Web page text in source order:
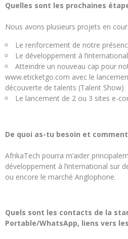
Quelles sont les prochaines
Nous avons plusieurs projets en
Le renforcement de notre
Le développement à
Atteindre un nouveau cap pour
www.eticketgo.com avec le
découverte de talents (Talent Show)
Le lancement de 2 ou 3 sites e-
De quoi as-tu besoin et
AfrikaTech pourra m’aider
développement à l’international sur
ou encore le marché Anglophone.
Quels sont les contacts de la
Portable/WhatsApp, liens vers